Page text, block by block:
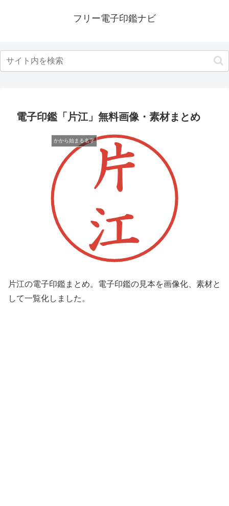
フリー電子印鑑ナビ
電子印鑑「片江」無料画像・素材まとめ
かから始まる名字
片江の電子印鑑まとめ。電子印鑑の見本を画像化、素材と
して一覧化しました。